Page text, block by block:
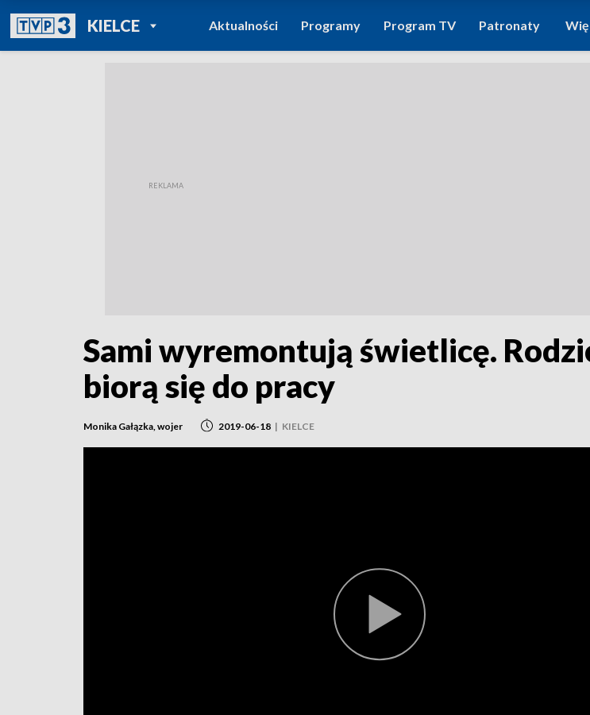
KIELCEPOWRÓT DO
TVP REGIONY
Aktualności Programy Program TV Patronaty
Sami wyremontują świetlicę.
biorą się do pracy
Monika Gałązka, wojer 2019-06-18 | KIELCE